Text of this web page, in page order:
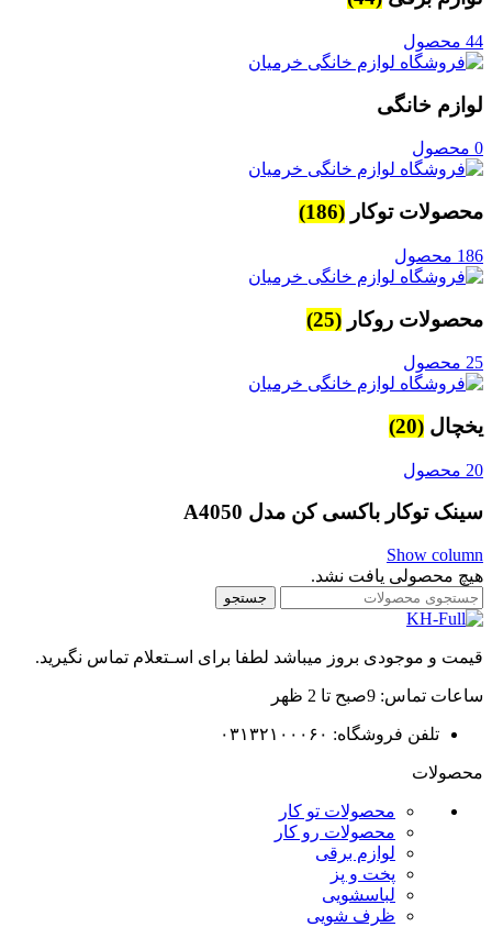
44 محصول
لوازم خانگی
0 محصول
محصولات توکار (186)
186 محصول
محصولات روکار (25)
25 محصول
یخچال (20)
20 محصول
سینک توکار باکسی کن مدل A4050
Show column
هیچ محصولی یافت نشد.
جستجو
قیمت و موجودی بروز میباشد لطفا برای اسـتعلام تماس نگیرید.
ساعات تماس: 9صبح تا 2 ظهر
تلفن فروشگاه: ۰۳۱۳۲۱۰۰۰۶۰
محصولات
محصولات تو کار
محصولات رو کار
لوازم برقی
پخت و پز
لباسشویی
ظرف شویی